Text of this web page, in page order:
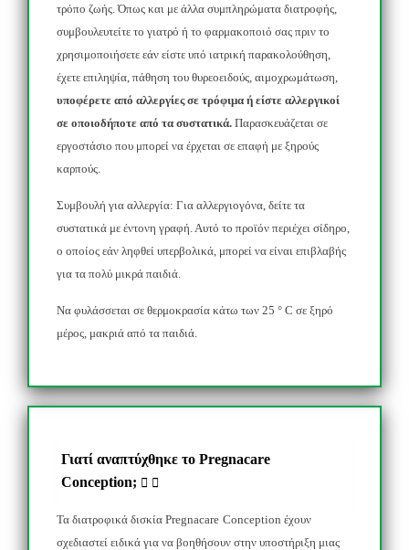
τρόπο ζωής. Όπως και με άλλα συμπληρώματα διατροφής,
συμβουλευτείτε το γιατρό ή το φαρμακοποιό σας πριν το
χρησιμοποιήσετε εάν είστε υπό ιατρική παρακολούθηση,
έχετε επιληψία, πάθηση του θυρεοειδούς, αιμοχρωμάτωση,
υποφέρετε από αλλεργίες σε τρόφιμα ή είστε αλλεργικοί
σε οποιοδήποτε από τα συστατικά. Παρασκευάζεται σε
εργοστάσιο που μπορεί να έρχεται σε επαφή με ξηρούς
καρπούς.
Συμβουλή για αλλεργία: Για αλλεργιογόνα, δείτε τα
συστατικά με έντονη γραφή. Αυτό το προϊόν περιέχει σίδηρο,
ο οποίος εάν ληφθεί υπερβολικά, μπορεί να είναι επιβλαβής
για τα πολύ μικρά παιδιά.
Να φυλάσσεται σε θερμοκρασία κάτω των 25 ° C σε ξηρό
μέρος, μακριά από τα παιδιά.
Γιατί αναπτύχθηκε το Pregnacare
Conception;
Τα διατροφικά δισκία Pregnacare Conception έχουν
σχεδιαστεί ειδικά για να βοηθήσουν στην υποστήριξη μιας